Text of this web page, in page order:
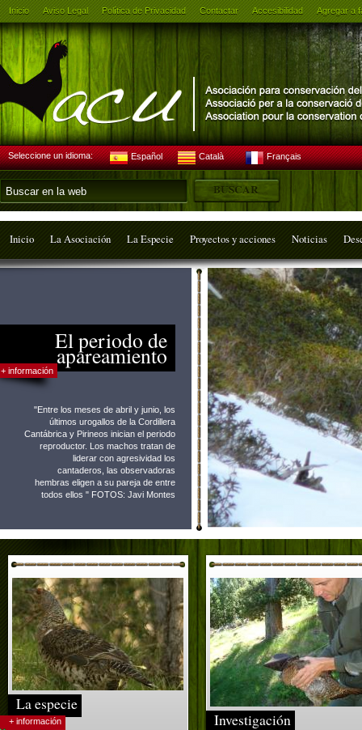
Inicio Aviso Legal Política de Privacidad Contactar Accesibilidad Agregar a
Seleccione un idioma: Español Català Français
Inicio La Asociación La Especie Proyectos y acciones Noticias
El periodo de
apareamiento
+ información
"Entre los meses de abril y junio, los
últimos urogallos de la Cordillera
Cantábrica y Pirineos inician el periodo
reproductor. Los machos tratan de
liderar con agresividad los
cantaderos, las observadoras
hembras eligen a su pareja de entre
todos ellos " FOTOS: Javi Montes
La especie
+ información Investigación